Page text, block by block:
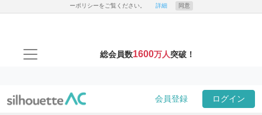
ーポリシーをご覧ください。 詳細 同意
総会員数1600万人突破！
会員登録 ログイン